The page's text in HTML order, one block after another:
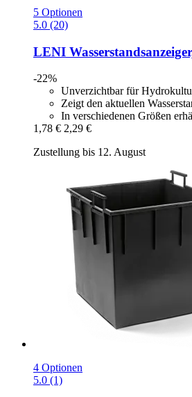
5 Optionen
5.0 (20)
LENI
-22%
Unverzichtbar für
Zeigt den aktuellen
In verschiedenen Größen
1,78 € 2,29 €
Zustellung bis 12. August
4 Optionen
5.0 (1)